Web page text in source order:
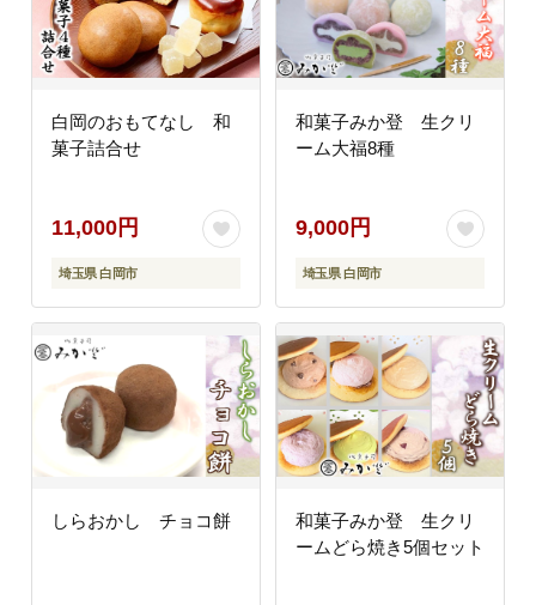
白岡のおもてなし 和
菓子詰合せ
11,000円
埼玉県 白岡市
和菓子みか登 生クリ
ーム大福8種
9,000円
埼玉県 白岡市
しらおかし チョコ餅
和菓子みか登 生クリ
ームどら焼き5個セット